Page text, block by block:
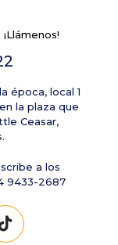
época, local 1
la plaza que
Ceasar,
a los
9433-2687